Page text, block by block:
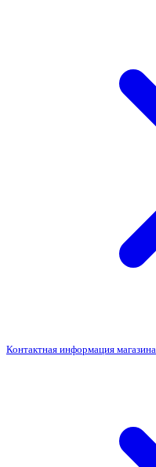
Контактная информация магазина